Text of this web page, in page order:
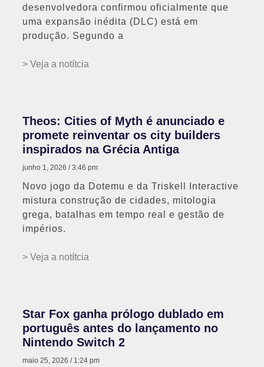
desenvolvedora confirmou oficialmente que
uma expansão inédita (DLC) está em
produção. Segundo a
> Veja a notítcia
Theos: Cities of Myth é anunciado e
promete reinventar os city builders
inspirados na Grécia Antiga
junho 1, 2026 3:46 pm
Novo jogo da Dotemu e da Triskell Interactive
mistura construção de cidades, mitologia
grega, batalhas em tempo real e gestão de
impérios.
> Veja a notítcia
Star Fox ganha prólogo dublado em
português antes do lançamento no
Nintendo Switch 2
maio 25, 2026 1:24 pm